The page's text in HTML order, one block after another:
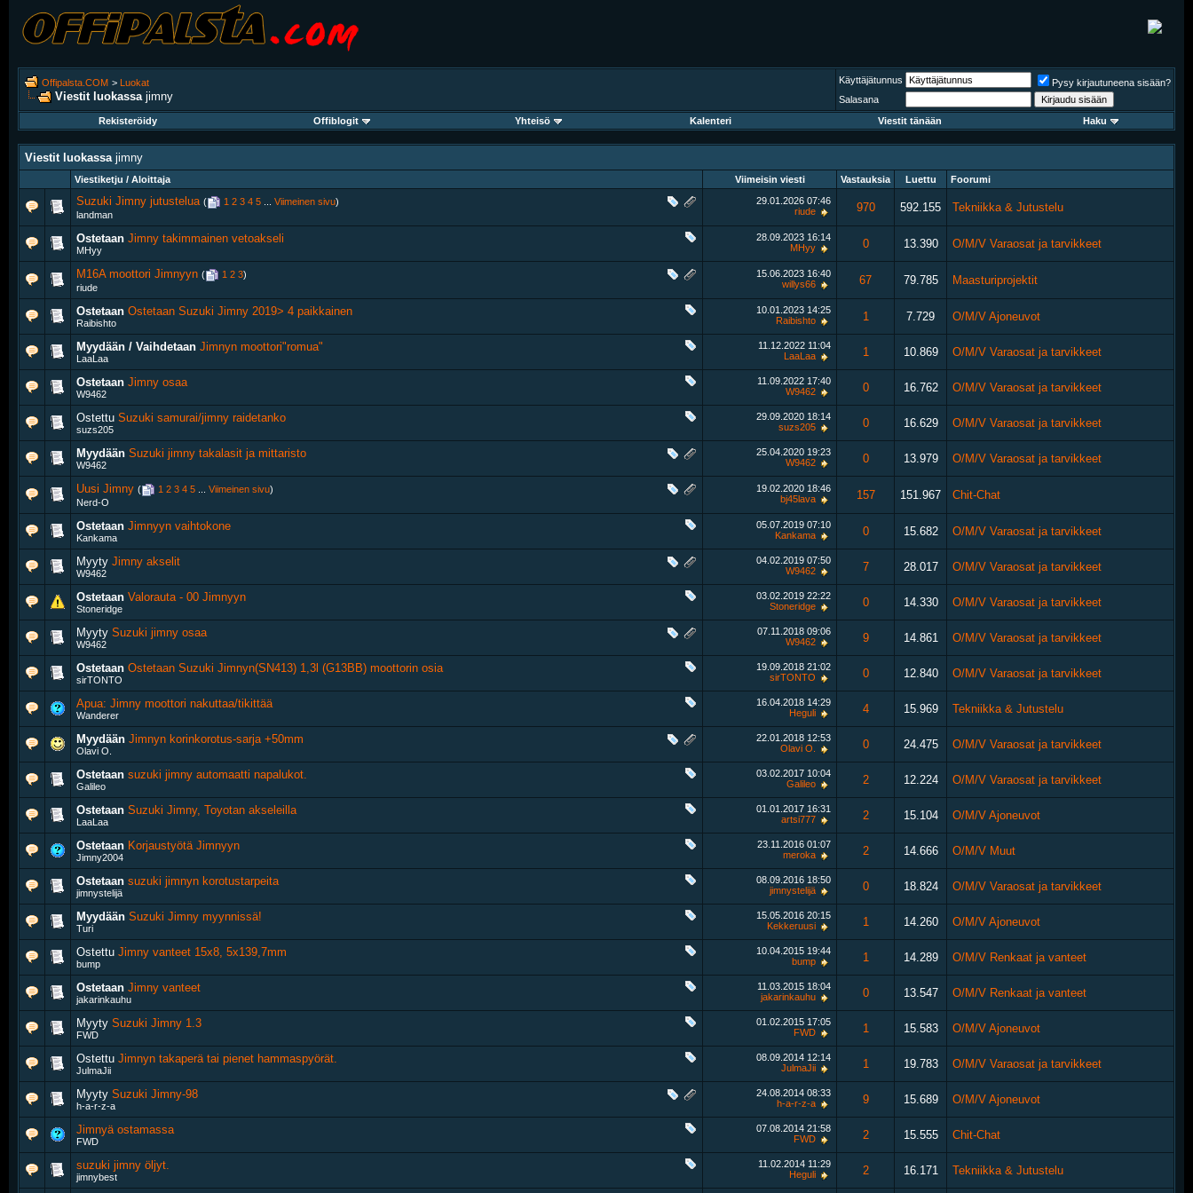
Offipalsta.COM > Luokat
Viestit luokassa jimny
Käyttäjätunnus
Pysy kirjautuneena sisään?
Salasana
Rekisteröidy
Offiblogit Yhteisö Kalenteri Viestit tänään Haku
Viestit luokassa jimny
Viestiketju / Aloittaja Viimeisin viesti Vastauksia Luettu Foorumi
Suzuki Jimny jutustelua‎ ( 1 2 3 4 5 Viimeinen sivu)
landman
29.01.2026 07:46
riude
970 592.155 Tekniikka & Jutustelu
Ostetaan Jimny takimmainen vetoakseli
MHyy
28.09.2023 16:14
MHyy
0 13.390 O/M/V Varaosat ja tarvikkeet
M16A moottori Jimnyyn ( 1 2 3)
riude
15.06.2023 16:40
willys66
67 79.785 Maasturiprojektit
Ostetaan Ostetaan Suzuki Jimny 2019> 4 paikkainen
Raibishto
10.01.2023 14:25
Raibishto
1 7.729 O/M/V Ajoneuvot
Myydään / Vaihdetaan Jimnyn moottori"romua"
LaaLaa
11.12.2022 11:04
LaaLaa
1 10.869 O/M/V Varaosat ja tarvikkeet
Ostetaan Jimny osaa
W9462
11.09.2022 17:40
W9462
0 16.762 O/M/V Varaosat ja tarvikkeet
Ostettu Suzuki samurai/jimny raidetanko
suzs205
29.09.2020 18:14
suzs205
0 16.629 O/M/V Varaosat ja tarvikkeet
Myydään Suzuki jimny takalasit ja mittaristo
W9462
25.04.2020 19:23
W9462
0 13.979 O/M/V Varaosat ja tarvikkeet
Uusi Jimny ( 1 2 3 4 5 Viimeinen sivu)
Nerd-O
19.02.2020 18:46
bj45lava
157 151.967 Chit-Chat
Ostetaan Jimnyyn vaihtokone
Kankama
05.07.2019 07:10
Kankama
0 15.682 O/M/V Varaosat ja tarvikkeet
Myyty Jimny akselit
W9462
04.02.2019 07:50
W9462
7 28.017 O/M/V Varaosat ja tarvikkeet
Ostetaan Valorauta - 00 Jimnyyn
Stoneridge
03.02.2019 22:22
Stoneridge
0 14.330 O/M/V Varaosat ja tarvikkeet
Myyty Suzuki jimny osaa
W9462
07.11.2018 09:06
W9462
9 14.861 O/M/V Varaosat ja tarvikkeet
Ostetaan Ostetaan Suzuki Jimnyn(SN413) 1,3l (G13BB) moottorin osia
sirTONTO
19.09.2018 21:02
sirTONTO
0 12.840 O/M/V Varaosat ja tarvikkeet
Apua: Jimny moottori nakuttaa/tikittää
Wanderer
16.04.2018 14:29
Heguli
4 15.969 Tekniikka & Jutustelu
Myydään Jimnyn korinkorotus-sarja +50mm
Olavi O.
22.01.2018 12:53
Olavi O.
0 24.475 O/M/V Varaosat ja tarvikkeet
Ostetaan suzuki jimny automaatti napalukot.
Galileo
03.02.2017 10:04
Galileo
2 12.224 O/M/V Varaosat ja tarvikkeet
Ostetaan Suzuki Jimny, Toyotan akseleilla
LaaLaa
01.01.2017 16:31
artsi777
2 15.104 O/M/V Ajoneuvot
Ostetaan Korjaustyötä Jimnyyn
Jimny2004
23.11.2016 01:07
meroka
2 14.666 O/M/V Muut
Ostetaan suzuki jimnyn korotustarpeita
jimnystelijä
08.09.2016 18:50
jimnystelijä
0 18.824 O/M/V Varaosat ja tarvikkeet
Myydään Suzuki Jimny myynnissä!
Turi
15.05.2016 20:15
Kekkeruusi
1 14.260 O/M/V Ajoneuvot
Ostettu Jimny vanteet 15x8, 5x139,7mm
bump
10.04.2015 19:44
bump
1 14.289 O/M/V Renkaat ja vanteet
Ostetaan Jimny vanteet
jakarinkauhu
11.03.2015 18:04
jakarinkauhu
0 13.547 O/M/V Renkaat ja vanteet
Myyty Suzuki Jimny 1.3
FWD
01.02.2015 17:05
FWD
1 15.583 O/M/V Ajoneuvot
Ostettu Jimnyn takaperä tai pienet hammaspyörät.
JulmaJii
08.09.2014 12:14
JulmaJii
1 19.783 O/M/V Varaosat ja tarvikkeet
Myyty Suzuki Jimny-98
h-a-r-z-a
24.08.2014 08:33
h-a-r-z-a
9 15.689 O/M/V Ajoneuvot
Jimnyä ostamassa
FWD
07.08.2014 21:58
FWD
2 15.555 Chit-Chat
suzuki jimny öljyt.
jimnybest
11.02.2014 11:29
Heguli
2 16.171 Tekniikka & Jutustelu